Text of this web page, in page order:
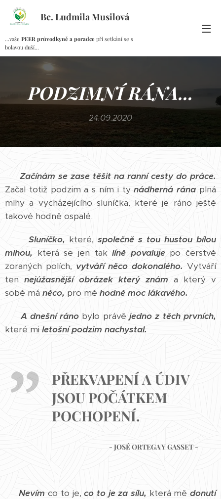
Bc. Ludmila Musilová
...vaše PEER průvodkyně a poradce při setkání se s
bolavou duší...
PODZIMNÍ RÁNA...
24.09.2020
Začínám se zase těšit na ranní cesty do práce.
Začal totiž podzim a s ním i tynádherná rána plná
mlhy a vycházejícího sluníčka, které je ráno ještě
takové hodně ospalé.
Sluníčko, které, společně s tou hustou bílou
mlhou, která se jen taklíně povalujepo čerstvě
zoraných polích, vytváří něco dokonalého. Vytváří
ten nejúžasnější obrázek který znám a který v
sobě má něco, pro mě hodně moc lákavého.
A dnešní ráno bylo právě jedno z těch prvních,
které mi letošní podzim nachystal.
PŘEKVAPENÍ A ÚDIV
JSOU POČÁTKEM
POCHOPENÍ.
- JOSÉ ORTEGA Y GASSET -
Nevím co to je,co to je za sílu, která mě donutí